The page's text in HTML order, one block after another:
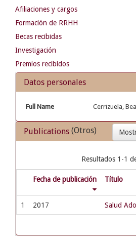
Afiliaciones y cargos
Formación de RRHH
Becas recibidas
Investigación
Premios recibidos
Datos personales
Full Name Cerrizuela,
Publications (Otros)
Resultados 1-1
Fecha de publicación Título
1 2017 Salud